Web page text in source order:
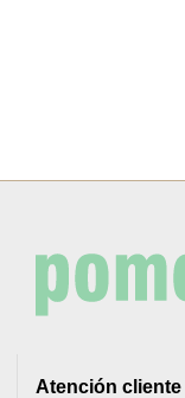
Atención cliente